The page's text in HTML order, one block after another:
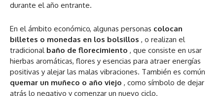
durante el año entrante.
En el ámbito económico, algunas personas colocan
billetes o monedas en los bolsillos , o realizan el
tradicional baño de florecimiento , que consiste en usar
hierbas aromáticas, flores y esencias para atraer energías
positivas y alejar las malas vibraciones. También es común
quemar un muñeco o año viejo , como símbolo de dejar
atrás lo negativo y comenzar un nuevo ciclo.